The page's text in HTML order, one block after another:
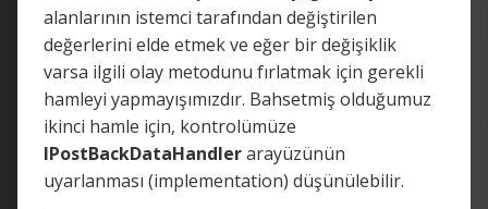
alanlarının istemci tarafından değiştirilen
değerlerini elde etmek ve eğer bir değişiklik
varsa ilgili olay metodunu fırlatmak için gerekli
hamleyi yapmayışımızdır. Bahsetmiş olduğumuz
ikinci hamle için, kontrolümüze
IPostBackDataHandlerarayüzünün
uyarlanması (implementation) düşünülebilir.